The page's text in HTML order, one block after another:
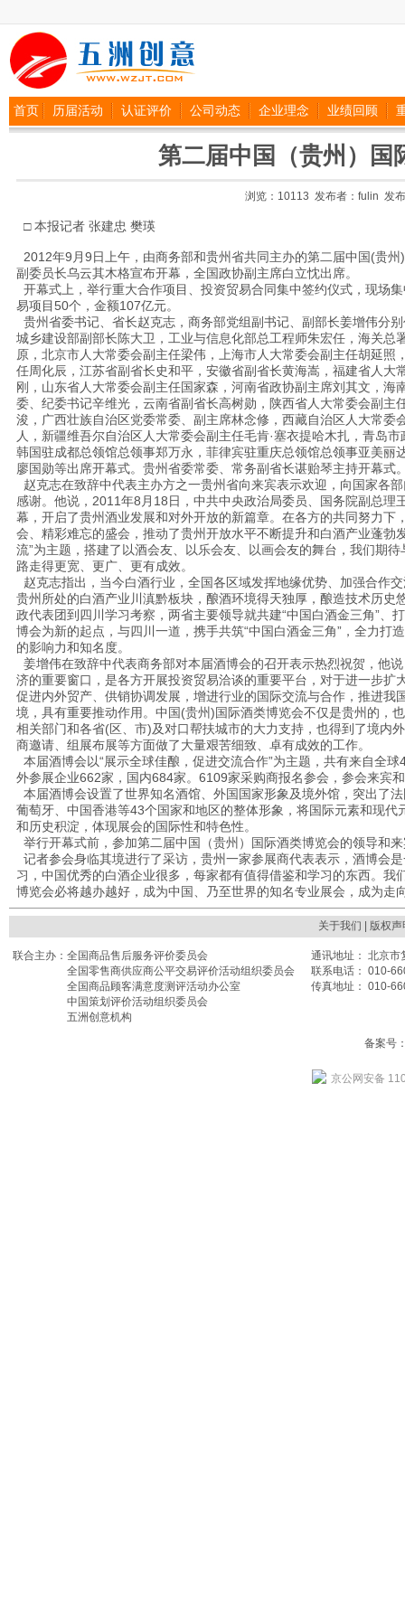
首页 历届活动 认证评价 公司动态 企业理念 业绩回顾
第二届中国（贵州）国
浏览：10113 发布者：fulin 发
□ 本报记者 张建忠 樊瑛
2012年9月9日上午，由商务部和贵州省共同主办的第二届中国(贵
副委员长乌云其木格宣布开幕，全国政协副主席白立忱出席。
开幕式上，举行重大合作项目、投资贸易合同集中签约仪式，现场
易项目50个，金额107亿元。
贵州省委书记、省长赵克志，商务部党组副书记、副部长姜增伟分
城乡建设部副部长陈大卫，工业与信息化部总工程师朱宏任，海关
原，北京市人大常委会副主任梁伟，上海市人大常委会副主任胡延
任周化辰，江苏省副省长史和平，安徽省副省长黄海嵩，福建省人大
刚，山东省人大常委会副主任国家森，河南省政协副主席刘其文，
委、纪委书记辛维光，云南省副省长高树勋，陕西省人大常委会副
浚，广西壮族自治区党委常委、副主席林念修，西藏自治区人大常委
人，新疆维吾尔自治区人大常委会副主任毛肯·塞衣提哈木扎，青岛
韩国驻成都总领馆总领事郑万永，菲律宾驻重庆总领馆总领事亚美丽
廖国勋等出席开幕式。贵州省委常委、常务副省长谌贻琴主持开幕式
赵克志在致辞中代表主办方之一贵州省向来宾表示欢迎，向国家各
感谢。他说，2011年8月18日，中共中央政治局委员、国务院副总
幕，开启了贵州酒业发展和对外开放的新篇章。在各方的共同努力下
会、精彩难忘的盛会，推动了贵州开放水平不断提升和白酒产业蓬勃
流”为主题，搭建了以酒会友、以乐会友、以画会友的舞台，我们期
路走得更宽、更广、更有成效。
赵克志指出，当今白酒行业，全国各区域发挥地缘优势、加强合作
贵州所处的白酒产业川滇黔板块，酿酒环境得天独厚，酿造技术历
政代表团到四川学习考察，两省主要领导就共建“中国白酒金三角”、
博会为新的起点，与四川一道，携手共筑“中国白酒金三角”，全力打
的影响力和知名度。
姜增伟在致辞中代表商务部对本届酒博会的召开表示热烈祝贺，他
济的重要窗口，是各方开展投资贸易洽谈的重要平台，对于进一步
促进内外贸产、供销协调发展，增进行业的国际交流与合作，推进我
境，具有重要推动作用。中国(贵州)国际酒类博览会不仅是贵州的，
相关部门和各省(区、市)及对口帮扶城市的大力支持，也得到了境内
商邀请、组展布展等方面做了大量艰苦细致、卓有成效的工作。
本届酒博会以“展示全球佳酿，促进交流合作”为主题，共有来自全
外参展企业662家，国内684家。6109家采购商报名参会，参会来宾
本届酒博会设置了世界知名酒馆、外国国家形象及境外馆，突出了
葡萄牙、中国香港等43个国家和地区的整体形象，将国际元素和现
和历史积淀，体现展会的国际性和特色性。
举行开幕式前，参加第二届中国（贵州）国际酒类博览会的领导和
记者参会身临其境进行了采访，贵州一家参展商代表表示，酒博会
习，中国优秀的白酒企业很多，每家都有值得借鉴和学习的东西。
博览会必将越办越好，成为中国、乃至世界的知名专业展会，成为走
关于我们 | 版权
联合主办： 全国商品售后服务评价委员会
全国零售商供应商公平交易评价活动组织委员会
全国商品顾客满意度测评活动办公室
中国策划评价活动组织委员会
五洲创意机构
通讯地址： 北京
联系电话： 010-
传真地址： 010-
备案号
京公网安备